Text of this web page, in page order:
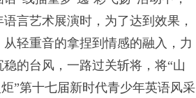
言艺术展演时，为了达到效果，
轻重音的拿捏到情感的融入，力
的台风，一路过关斩将，将“山
”第十七届新时代青少年英语风采